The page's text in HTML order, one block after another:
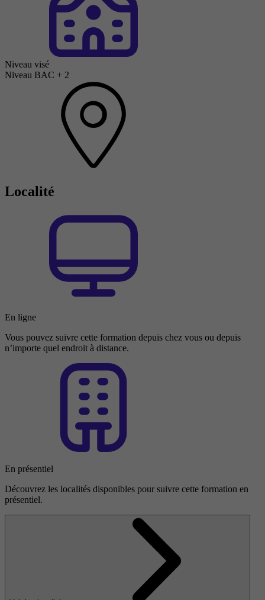
Niveau visé
Niveau BAC + 2
Localité
En ligne
Vous pouvez suivre cette formation depuis chez vous ou depuis
n’importe quel endroit à distance.
En présentiel
Découvrez les localités disponibles pour suivre cette formation en
présentiel.